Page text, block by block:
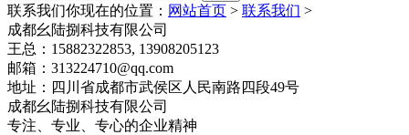
联系我们你现在的位置： 网站首页 > 联系我们 >
成都幺陆捌科技有限公司
王总：15882322853, 13908205123
邮箱：313224710@qq.com
地址：四川省成都市武侯区人民南路四段49号
成都幺陆捌科技有限公司
专注、专业、专心的企业精神